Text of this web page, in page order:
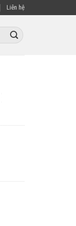
Liên hệ